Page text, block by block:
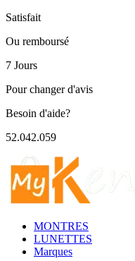
Satisfait
Ou remboursé
7 Jours
Pour changer d'avis
Besoin d'aide?
52.042.059
MONTRES
LUNETTES
Marques